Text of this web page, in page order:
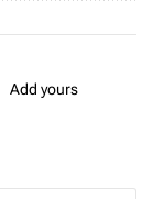
Add yours